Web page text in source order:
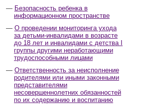
Безопасность ребенка в
информационном пространстве
О проведении мониторинга ухода
за детьми-инвалидами в возрасте
до 18 лет и инвалидами с детства I
группы другими неработающими
трудоспособными лицами
Ответственность за неисполнение
родителями или иными законными
представителями
несовершеннолетних обязанностей
по их содержанию и воспитанию